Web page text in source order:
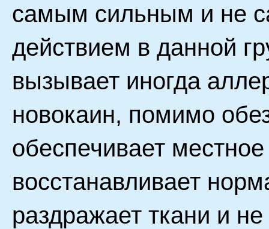
самым сильным и не
действием в данной
вызывает иногда
новокаин, помимо
обеспечивает
восстанавливает
раздражает ткани и